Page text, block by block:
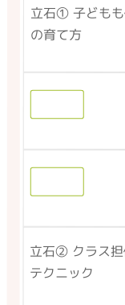
立石① 子ども
の育て方
立石② クラス担
テクニック